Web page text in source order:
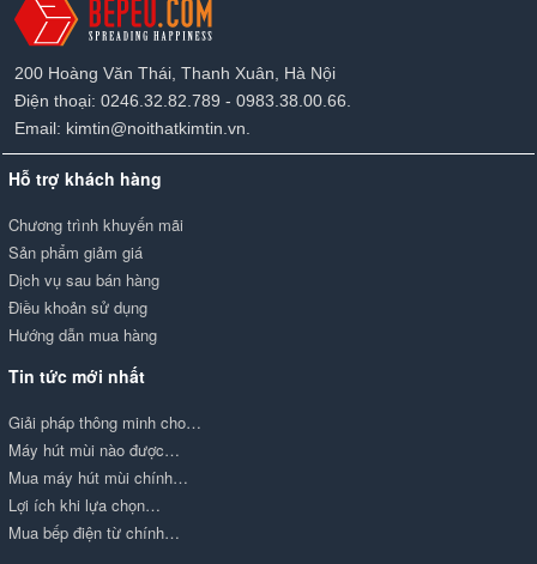
200 Hoàng Văn Thái, Thanh Xuân, Hà Nội
Điện thoại: 0246.32.82.789 - 0983.38.00.66.
Email: kimtin@noithatkimtin.vn.
Hỗ trợ khách hàng
Chương trình khuyến mãi
Sản phẩm giảm giá
Dịch vụ sau bán hàng
Điều khoản sử dụng
Hướng dẫn mua hàng
Tin tức mới nhất
Giải pháp thông minh cho…
Máy hút mùi nào được…
Mua máy hút mùi chính…
Lợi ích khi lựa chọn…
Mua bếp điện từ chính…